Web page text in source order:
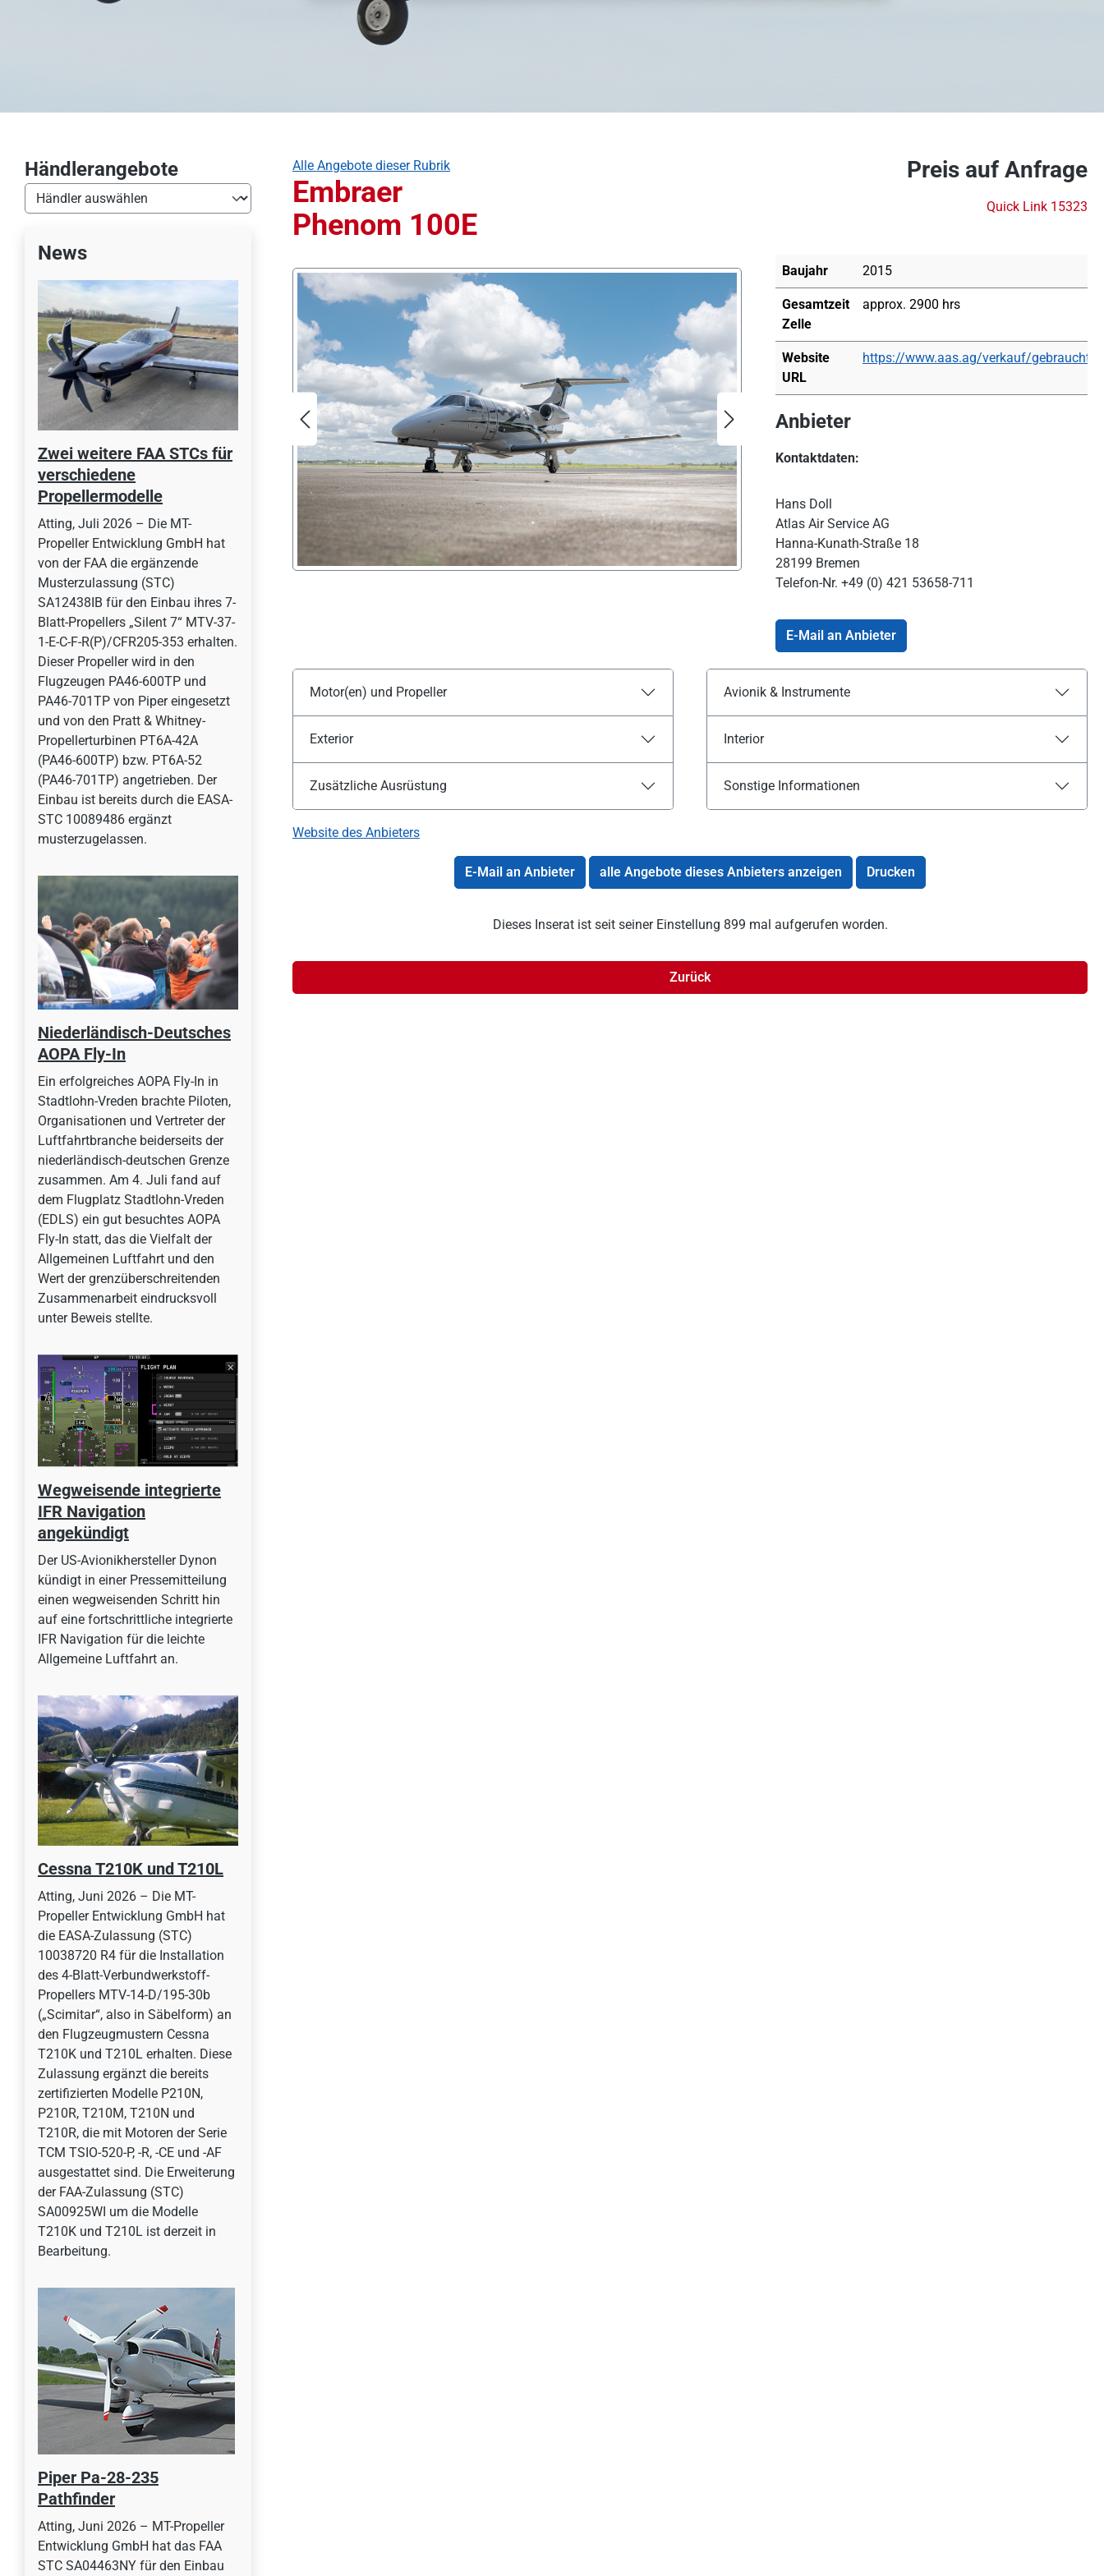
Händlerangebote
News
Zwei weitere FAA STCs für
verschiedene
Propellermodelle
Atting, Juli 2026 – Die MT-
Propeller Entwicklung GmbH hat
von der FAA die ergänzende
Musterzulassung (STC)
SA12438IB für den Einbau ihres 7-
Blatt-Propellers „Silent 7“ MTV-37-
1-E-C-F-R(P)/CFR205-353 erhalten.
Dieser Propeller wird in den
Flugzeugen PA46-600TP und
PA46-701TP von Piper eingesetzt
und von den Pratt & Whitney-
Propellerturbinen PT6A-42A
(PA46-600TP) bzw. PT6A-52
(PA46-701TP) angetrieben. Der
Einbau ist bereits durch die EASA-
STC 10089486 ergänzt
musterzugelassen.
Niederländisch-Deutsches
AOPA Fly-In
Ein erfolgreiches AOPA Fly-In in
Stadtlohn-Vreden brachte Piloten,
Organisationen und Vertreter der
Luftfahrtbranche beiderseits der
niederländisch-deutschen Grenze
zusammen. Am 4. Juli fand auf
dem Flugplatz Stadtlohn-Vreden
(EDLS) ein gut besuchtes AOPA
Fly-In statt, das die Vielfalt der
Allgemeinen Luftfahrt und den
Wert der grenzüberschreitenden
Zusammenarbeit eindrucksvoll
unter Beweis stellte.
Wegweisende integrierte
IFR Navigation
angekündigt
Der US-Avionikhersteller Dynon
kündigt in einer Pressemitteilung
einen wegweisenden Schritt hin
auf eine fortschrittliche integrierte
IFR Navigation für die leichte
Allgemeine Luftfahrt an.
Cessna T210K und T210L
Atting, Juni 2026 – Die MT-
Propeller Entwicklung GmbH hat
die EASA-Zulassung (STC)
10038720 R4 für die Installation
des 4-Blatt-Verbundwerkstoff-
Propellers MTV-14-D/195-30b
(„Scimitar“, also in Säbelform) an
den Flugzeugmustern Cessna
T210K und T210L erhalten. Diese
Zulassung ergänzt die bereits
zertifizierten Modelle P210N,
P210R, T210M, T210N und
T210R, die mit Motoren der Serie
TCM TSIO-520-P, -R, -CE und -AF
ausgestattet sind. Die Erweiterung
der FAA-Zulassung (STC)
SA00925WI um die Modelle
T210K und T210L ist derzeit in
Bearbeitung.
Piper Pa-28-235
Pathfinder
Atting, Juni 2026 – MT-Propeller
Entwicklung GmbH hat das FAA
STC SA04463NY für den Einbau
Alle Angebote dieser Rubrik
Embraer
Phenom 100E
Preis auf Anfrage
Quick Link 15323
Baujahr 2015
Gesamtzeit
Zelle
approx. 2900 hrs
Website
URL
https://www.aas.ag/verkauf/
Anbieter
Kontaktdaten:
Hans Doll
Atlas Air Service AG
Hanna-Kunath-Straße 18
28199 Bremen
Telefon-Nr. +49 (0) 421 53658-711
E-Mail an Anbieter
Motor(en) und Propeller
Exterior
Zusätzliche Ausrüstung
Avionik & Instrumente
Interior
Sonstige Informationen
Website des Anbieters
E-Mail an Anbieter alle Angebote dieses Anbieters anzeigen Drucken
Dieses Inserat ist seit seiner Einstellung 899 mal aufgerufen worden.
Zurück